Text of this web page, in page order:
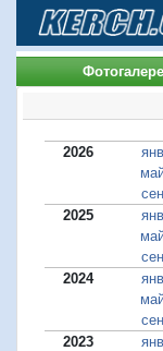
2026 янв
сен
2025
янв
сен
2024
янв
сен
2023
янв